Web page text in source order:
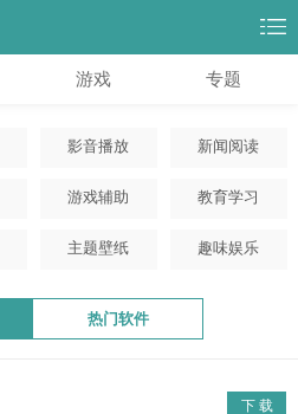
游戏 专题
影音播放 新闻阅读
游戏辅助 教育学习
主题壁纸 趣味娱乐
热门软件
下 载